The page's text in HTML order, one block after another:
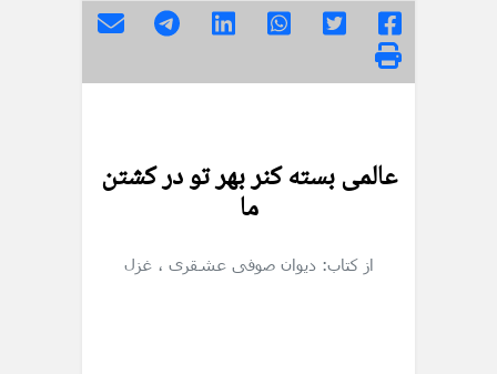
عالمی بسته کنر بهر تو در کشتن
ما
از کتاب: دیوان صوفی عشقری ، غزل